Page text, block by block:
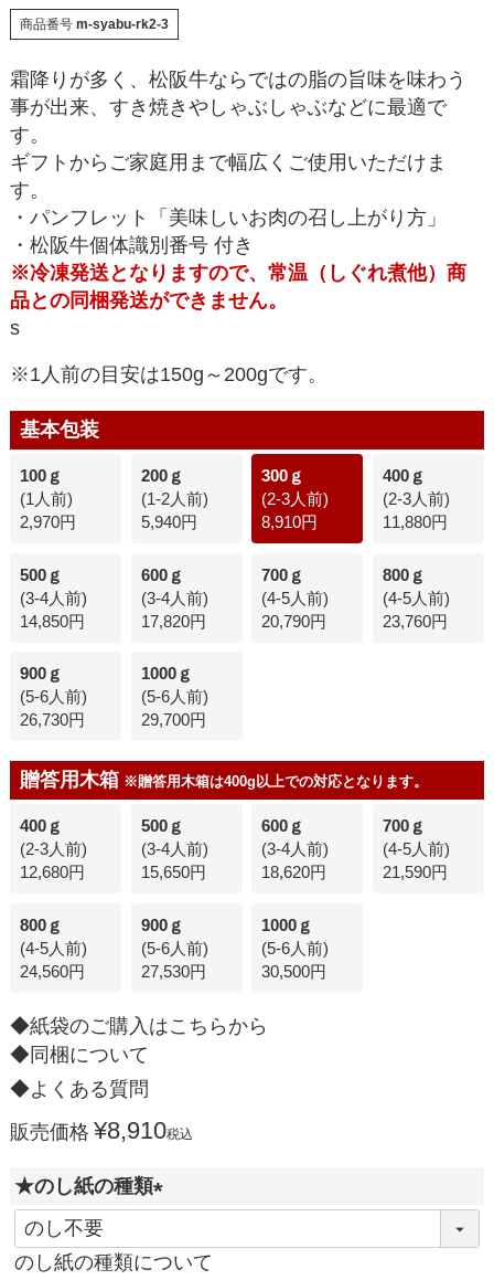
商品番号 m-syabu-rk2-3
霜降りが多く、松阪牛ならではの脂の旨味を味わう
事が出来、すき焼きやしゃぶしゃぶなどに最適で
す。
ギフトからご家庭用まで幅広くご使用いただけま
す。
・パンフレット「美味しいお肉の召し上がり方」
・松阪牛個体識別番号 付き
※冷凍発送となりますので、常温（しぐれ煮他）商
品との同梱発送ができません。
s
※1人前の目安は150g～200gです。
基本包装
100ｇ
(1人前)
2,970円
200ｇ
(1-2人前)
5,940円
300ｇ
(2-3人前)
8,910円
400ｇ
(2-3人前)
11,880円
500ｇ
(3-4人前)
14,850円
600ｇ
(3-4人前)
17,820円
700ｇ
(4-5人前)
20,790円
800ｇ
(4-5人前)
23,760円
900ｇ
(5-6人前)
26,730円
1000ｇ
(5-6人前)
29,700円
贈答用木箱 ※贈答用木箱は400g以上での対応となります。
400ｇ
(2-3人前)
12,680円
500ｇ
(3-4人前)
15,650円
600ｇ
(3-4人前)
18,620円
700ｇ
(4-5人前)
21,590円
800ｇ
(4-5人前)
24,560円
900ｇ
(5-6人前)
27,530円
1000ｇ
(5-6人前)
30,500円
◆紙袋のご購入はこちらから
◆同梱について
◆よくある質問
販売価格 ¥8,910税込
★のし紙の種類
必
のし紙の種類について